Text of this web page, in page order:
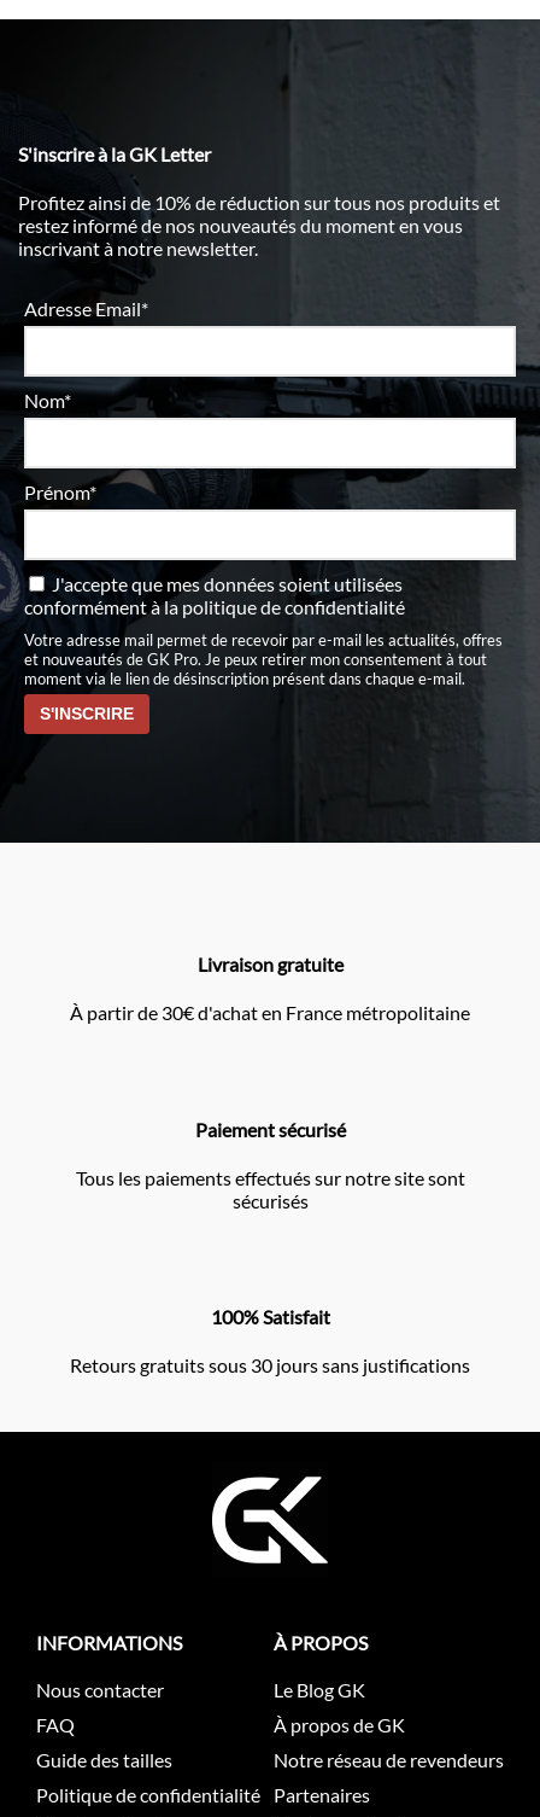
S'inscrire à la GK Letter
Profitez ainsi de 10% de réduction sur tous nos produits et
restez informé de nos nouveautés du moment en vous
inscrivant à notre newsletter.
Adresse Email*
Nom*
Prénom*
J'accepte que mes données soient utilisées
conformément àla politique de confidentialité
Votre adresse mail permet de recevoir par e-mail les actualités, offres
et nouveautés de GK Pro. Je peux retirer mon consentement à tout
moment via le lien de désinscription présent dans chaque e-mail.
Livraison gratuite
À partir de 30€ d'achat en France métropolitaine
Paiement sécurisé
Tous les paiements effectués sur notre site sont
sécurisés
100% Satisfait
Retours gratuits sous 30 jours sans justifications
INFORMATIONS
Nous contacter
FAQ
Guide des tailles
Politique de confidentialité
À PROPOS
Le Blog GK
À propos de GK
Notre réseau de revendeurs
Partenaires